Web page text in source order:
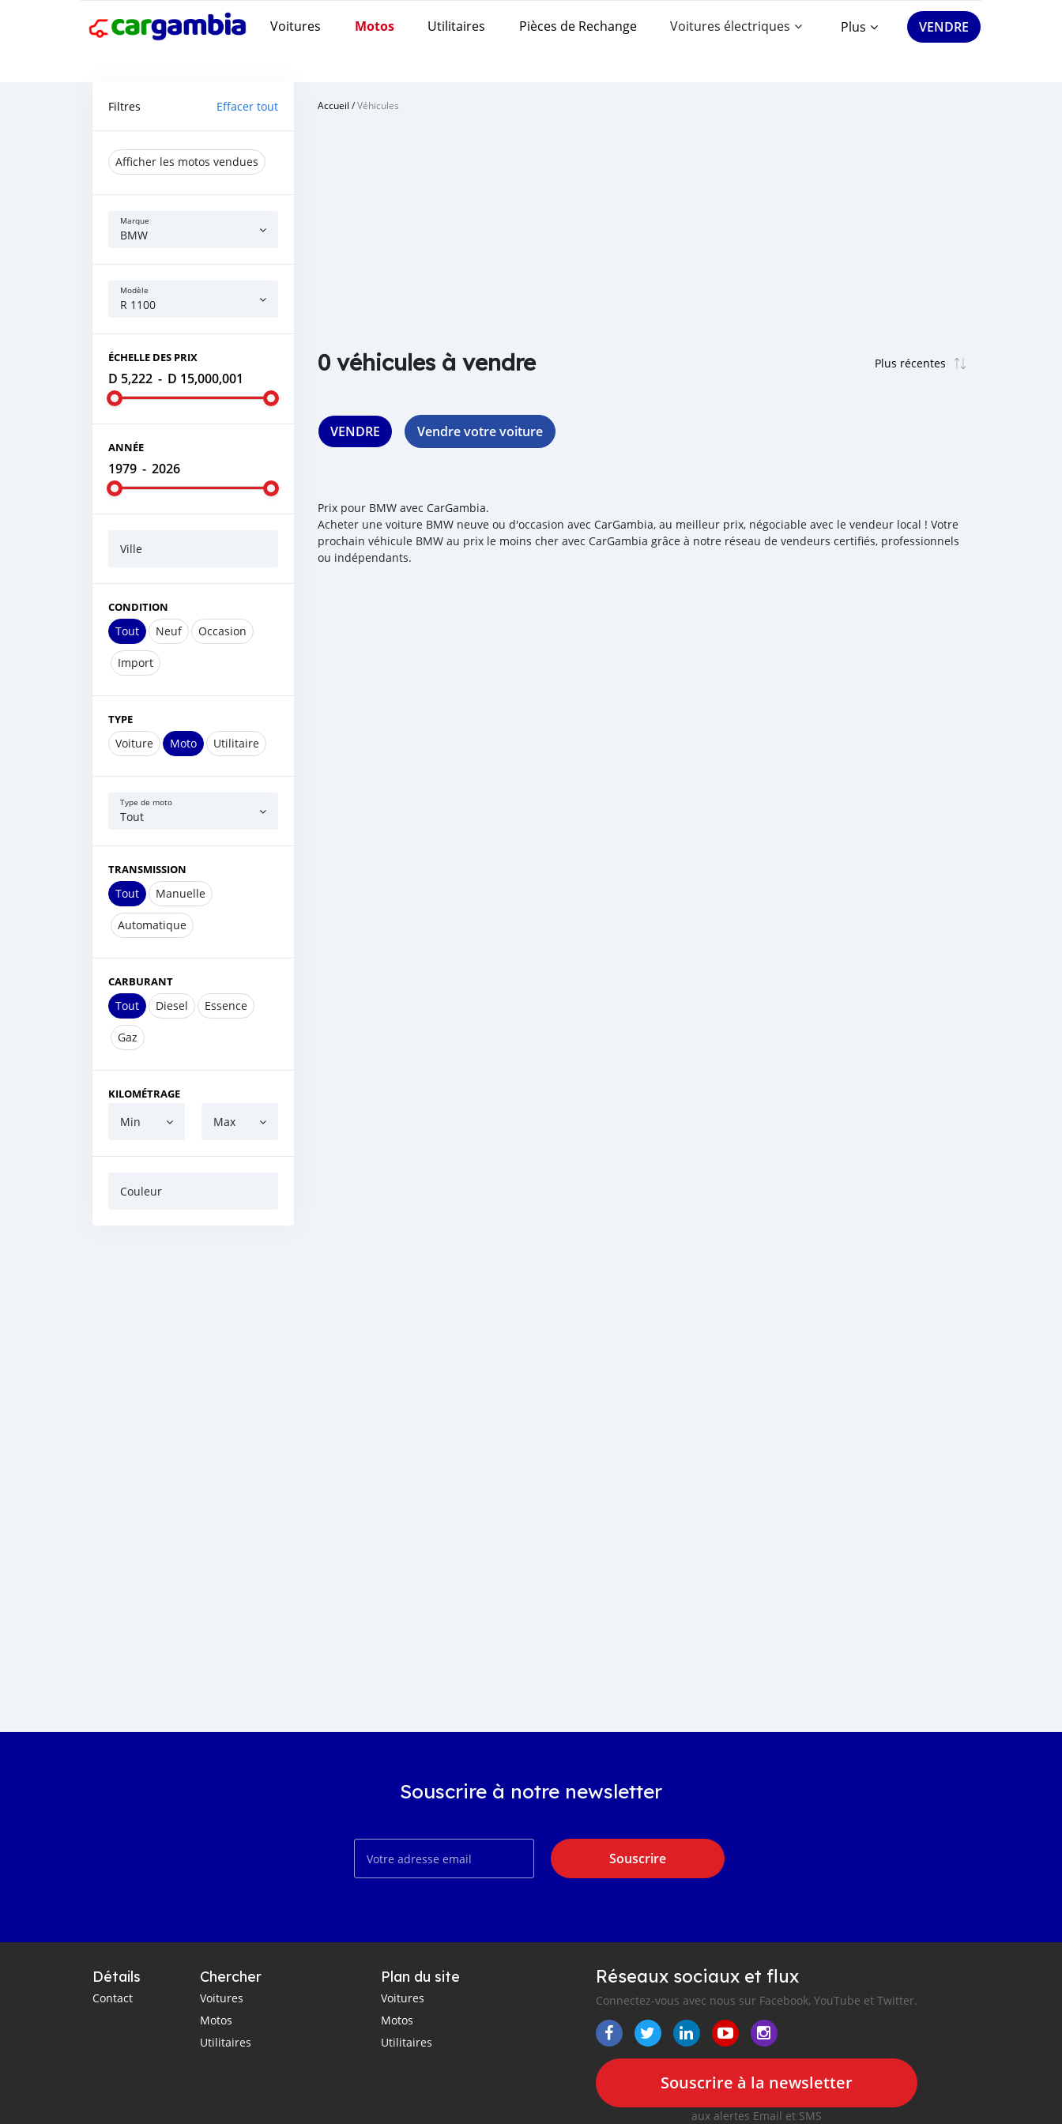
Voitures Motos Utilitaires Pièces de Rechange Voitures électriques Plus VENDRE
Filtres Effacer tout
Afficher les motos vendues
Marque
BMW
Modèle
R 1100
ÉCHELLE DES PRIX
D 5,222 - D 15,000,001
ANNÉE
1979 - 2026
Ville
CONDITION
Tout Neuf Occasion
Import
TYPE
Voiture Moto Utilitaire
Type de moto
Tout
TRANSMISSION
Tout Manuelle
Automatique
CARBURANT
Tout Diesel Essence
Gaz
KILOMÉTRAGE
Min Max
Couleur
Accueil /Véhicules
0 véhicules à vendre
VENDRE Vendre votre voiture
Prix pour BMW avec CarGambia.
Acheter une voiture BMW neuve ou d'occasion avec CarGambia, au meilleur prix, négociable avec le vendeur local ! Votre
prochain véhicule BMW au prix le moins cher avec CarGambia grâce à notre réseau de vendeurs certifiés, professionnels
ou indépendants.
Souscrire à notre newsletter
Souscrire
Détails
Contact
Chercher
Voitures
Motos
Utilitaires
Plan du site
Voitures
Motos
Utilitaires
Réseaux sociaux et flux
Connectez-vous avec nous sur Facebook, YouTube et Twitter.
Souscrire à la newsletter
aux alertes Email et SMS